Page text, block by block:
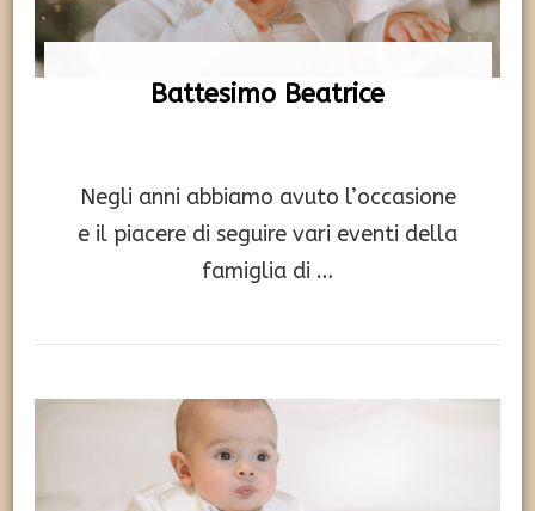
Battesimo Beatrice
Negli anni abbiamo avuto l’occasione
e il piacere di seguire vari eventi della
famiglia di …